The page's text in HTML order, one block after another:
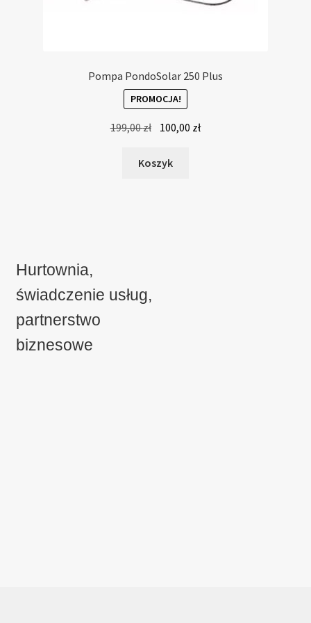
Pompa PondoSolar 250 Plus
PROMOCJA!
199,00zł Pierwotna
wynosiła:
100,00 złAktualna
Koszyk
Hurtownia,
świadczenie usług,
partnerstwo
biznesowe